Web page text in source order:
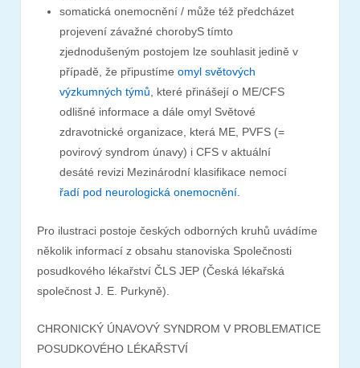
somatická onemocnění / může též předcházet
projevení závažné chorobyS tímto
zjednodušeným postojem lze souhlasit jedině v
případě, že připustíme omyl světových
výzkumných týmů , které přinášejí o ME/CFS
odlišné informace a dále omyl Světové
zdravotnické organizace, která ME, PVFS (=
povirový syndrom únavy) i CFS v aktuální
desáté revizi Mezinárodní klasifikace nemocí
řadí pod neurologická onemocnění
Pro ilustraci postoje českých odborných kruhů uvádíme
několik informací z obsahu stanoviska Společnosti
posudkového lékařství ČLS JEP (Česká lékařská
společnost J. E. Purkyně).
CHRONICKÝ ÚNAVOVÝ SYNDROM V PROBLEMATICE
POSUDKOVÉHO LÉKAŘSTVÍ